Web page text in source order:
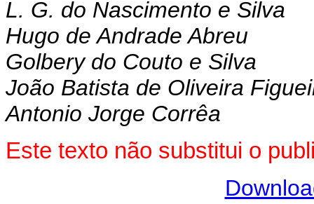
L. G. do Nascimento e Silva
Hugo de Andrade Abreu
Golbery do Couto e Silva
João Batista de Oliveira
Antonio Jorge Corrêa
Este texto não substitui o